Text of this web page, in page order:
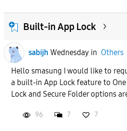
Built-in App Lock
sabijh Wednesdayin Others
Hello smasung I would like to
a built-in App Lock feature to One
Lock and Secure Folder options
96 7 7